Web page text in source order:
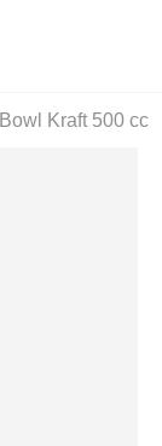
Bowl Kraft 500 cc